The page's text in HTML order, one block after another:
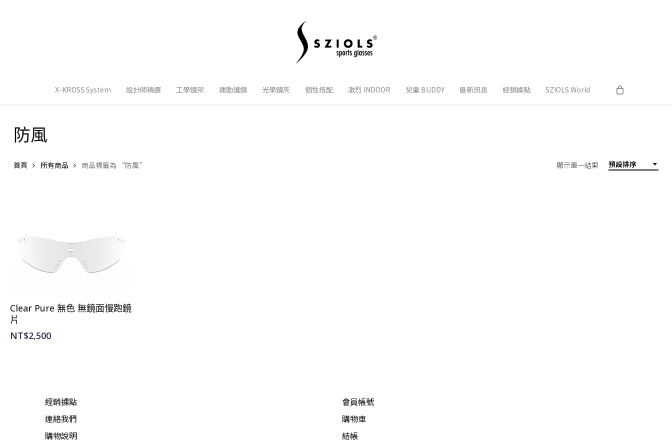
X-KROSS System 設計師精選 工學鏡架 運動護鏡 光學鏡夾 個性搭配 激烈 INDOOR 兒童 BUDDY 最新訊息 經銷據點 SZIOLS World
防風
預設排序
顯示單一結果
首頁 所有商品 商品標籤為 “防風”
選擇規格
Clear Pure 無色 無鏡面慢跑鏡
片
NT$2,500
經銷據點
連絡我們
購物說明
會員帳號
購物車
結帳